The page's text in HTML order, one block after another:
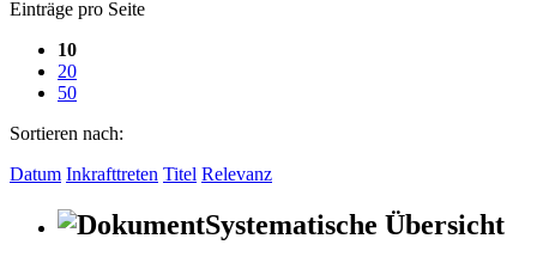
Einträge pro Seite
10
20
50
Sortieren nach:
Datum Inkrafttreten Titel Relevanz
Systematische Übersicht